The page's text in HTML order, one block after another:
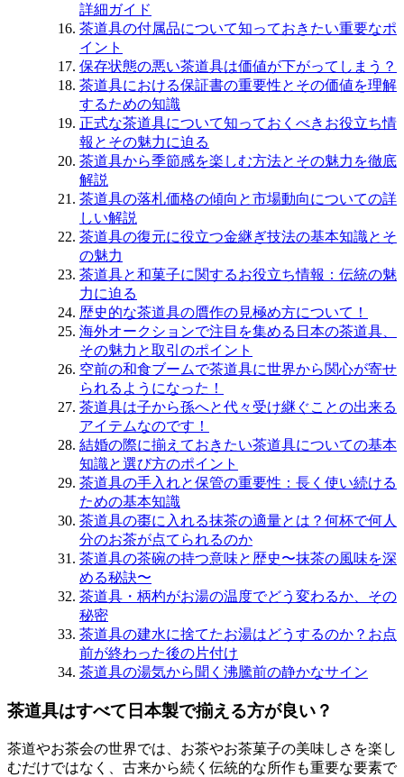
詳細ガイド
茶道具の付属品について知っておきたい重要なポ
イント
保存状態の悪い茶道具は価値が下がってしまう？
茶道具における保証書の重要性とその価値を理解
するための知識
正式な茶道具について知っておくべきお役立ち情
報とその魅力に迫る
茶道具から季節感を楽しむ方法とその魅力を徹底
解説
茶道具の落札価格の傾向と市場動向についての詳
しい解説
茶道具の復元に役立つ金継ぎ技法の基本知識とそ
の魅力
茶道具と和菓子に関するお役立ち情報：伝統の魅
力に迫る
歴史的な茶道具の贋作の見極め方について！
海外オークションで注目を集める日本の茶道具、
その魅力と取引のポイント
空前の和食ブームで茶道具に世界から関心が寄せ
られるようになった！
茶道具は子から孫へと代々受け継ぐことの出来る
アイテムなのです！
結婚の際に揃えておきたい茶道具についての基本
知識と選び方のポイント
茶道具の手入れと保管の重要性：長く使い続ける
ための基本知識
茶道具の棗に入れる抹茶の適量とは？何杯で何人
分のお茶が点てられるのか
茶道具の茶碗の持つ意味と歴史〜抹茶の風味を深
める秘訣〜
茶道具・柄杓がお湯の温度でどう変わるか、その
秘密
茶道具の建水に捨てたお湯はどうするのか？お点
前が終わった後の片付け
茶道具の湯気から聞く沸騰前の静かなサイン
茶道具はすべて日本製で揃える方が良い？
茶道やお茶会の世界では、お茶やお茶菓子の美味しさを楽し
むだけではなく、古来から続く伝統的な所作も重要な要素で